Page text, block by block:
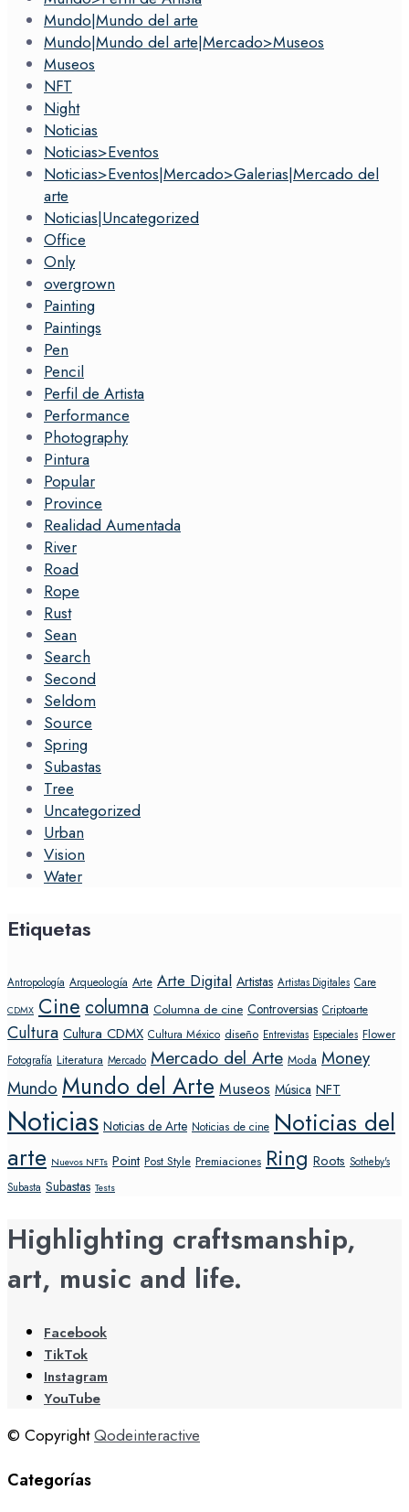
Mundo|Mundo del arte
Mundo|Mundo del arte|Mercado>Museos
Museos
NFT
Night
Noticias
Noticias>Eventos
Noticias>Eventos|Mercado>Galerias|Mercado del
arte
Noticias|Uncategorized
Office
Only
overgrown
Painting
Paintings
Pen
Pencil
Perfil de Artista
Performance
Photography
Pintura
Popular
Province
Realidad Aumentada
River
Road
Rope
Rust
Sean
Search
Second
Seldom
Source
Spring
Subastas
Tree
Uncategorized
Urban
Vision
Water
Etiquetas
Antropología Arqueología Arte Arte Digital Artistas Artistas Digitales Care
CDMX Cine columna Columna de cine Controversias Criptoarte
Cultura Cultura CDMX Cultura México diseño Entrevistas Especiales Flower
Fotografía Literatura Mercado Mercado del Arte Moda Money
Mundo Mundo del Arte Museos Música NFT
Noticias Noticias de Arte Noticias de cine Noticias del
arte Nuevos NFTs Point Post Style Premiaciones Ring Roots Sotheby's
Subasta Subastas Tests
Highlighting craftsmanship,
art, music and life.
Facebook
TikTok
Instagram
YouTube
© CopyrightQodeinteractive
Categorías